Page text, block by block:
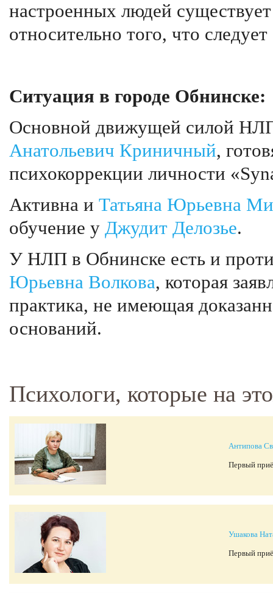
настроенных людей
относительно того, что
Ситуация в городе Обнинске:
Основной движущей силой
Анатольевич Криничный,
психокоррекции личности
Активна и Татьяна Юрьевна
обучение у Джудит Делозье.
У НЛП в Обнинске есть и
Юрьевна Волкова, которая
практика, не имеющая
оснований.
Психологи, которые на
Антипова
Первый
Ушакова
Первый